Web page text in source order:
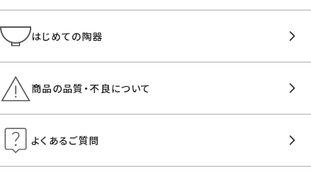
はじめての陶器
商品の品質・不良について
よくあるご質問